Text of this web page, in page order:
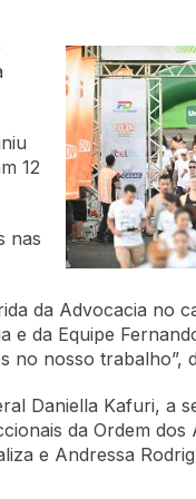
12
nas
da Advocacia no
e da Equipe
no nosso trabalho”,
Daniella Kafuri, a
da Ordem dos
e Andressa